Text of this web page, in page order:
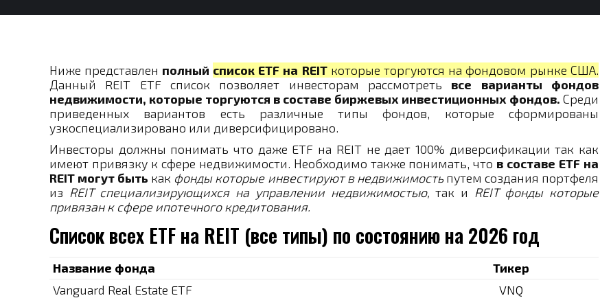
Ниже представлен полный список ETF на REITкоторые торгуются на фондовом рынке США.
Данный REIT ETF список позволяет инвесторам рассмотреть все варианты фондов
недвижимости, которые торгуются в составе биржевых инвестиционных фондов. Среди
приведенных вариантов есть различные типы фондов, которые сформированы
узкоспециализировано или диверсифицировано.
Инвесторы должны понимать что даже ETF на REIT не дает 100% диверсификации так как
имеют привязку к сфере недвижимости. Необходимо также понимать, что в составе ETF на
REIT могут быть как фонды которые инвестируют в недвижимостьпутем создания портфеля
из REIT специализирующихся на управлении недвижимостью, так и REIT фонды которые
привязан к сфере ипотечного кредитования.
Список всех ETF на REIT (все типы) по состоянию на 2026 год
Название фонда
Тикер
Vanguard Real Estate ETF
VNQ